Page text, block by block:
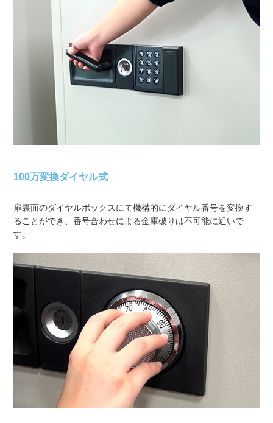
100万変換ダイヤル式
扉裏面のダイヤルボックスにて機構的にダイヤル番号を変換す
ることができ、番号合わせによる金庫破りは不可能に近いで
す。